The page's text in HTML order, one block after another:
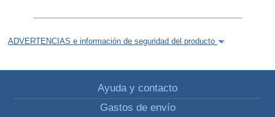
ADVERTENCIAS e información de seguridad del producto
Ayuda y contacto
Gastos de envío